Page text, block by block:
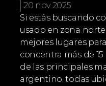
20 nov 2025
Si estás buscando
usado en zona
mejores lugares
concentra más de
de las principales
argentino, todas